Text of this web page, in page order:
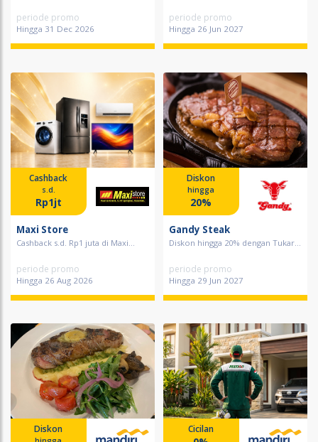
periode promo
Hingga 31 Dec 2026
periode promo
Hingga 26 Jun 2027
Cashback
s.d.
Rp1jt
Maxi Store
Cashback s.d. Rp1 juta di Maxi...
periode promo
Hingga 26 Aug 2026
Diskon
hingga
20%
Gandy Steak
Diskon hingga 20% dengan Tukar...
periode promo
Hingga 29 Jun 2027
Diskon Cicilan